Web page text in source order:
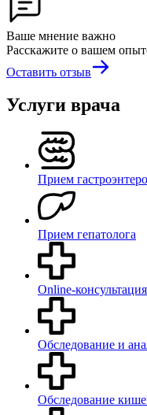
Ваше мнение важно
Расскажите о вашем
Оставить отзыв
Услуги врача
Прием
Прием гепатолога
Online-
Обследование и
Обследование